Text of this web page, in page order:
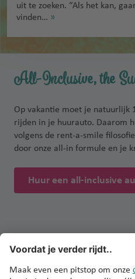
uit te zoeken. “Als het kan,
vinden… »
All-Inclusive, the
Op vakantie moet je natuurlijk
rijden in je huurauto. Daarom
volgens de rent-a-smile
door onze all-in formule en je
Huur een all-inclusive